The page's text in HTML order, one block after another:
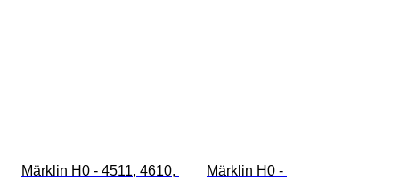
Märklin H0 - 4511, 4610,
Märklin H0 -